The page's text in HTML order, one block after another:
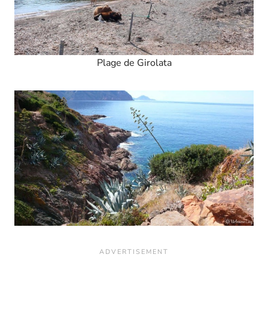
Plage de Girolata